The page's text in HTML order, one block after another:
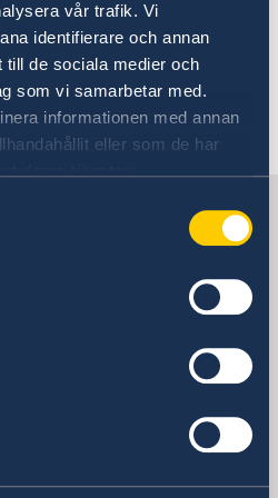
vår trafik. Vi
identifierare och annan
till de sociala medier och
som vi samarbetar med.
informationen med annan
eller som de har
Svensklistan
på allmänna
och i
2026, 10.15